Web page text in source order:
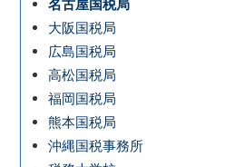
名古屋国税局
大阪国税局
広島国税局
高松国税局
福岡国税局
熊本国税局
沖縄国税事務所